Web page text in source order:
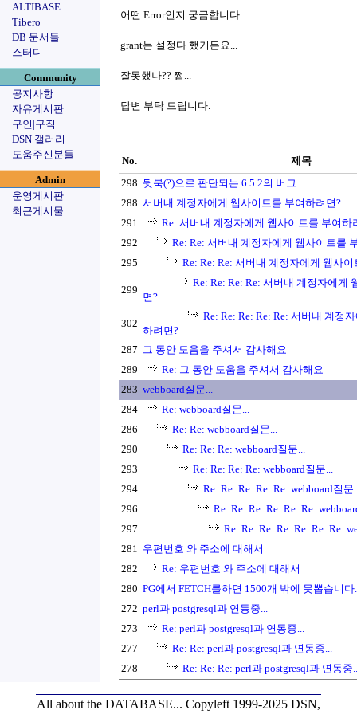
ALTIBASE
Tibero
DB 문서들
스터디
Community
공지사항
자유게시판
구인|구직
DSN 갤러리
도움주신분들
Admin
운영게시판
최근게시물
어떤 Error인지 궁금합니다.
grant는 설정다 했거든요...
잘못했나?? 쩝...
답변 부탁 드립니다.
No.
제목
298 뒷북(?)으로 판단되는 6.5.2의 버그
288 서버내 계정자에게 웹사이트를 부여하려면?
291
Re: 서버내 계정자에게 웹사이트를 부여하
292
Re: Re: 서버내 계정자에게 웹사이트를
295
Re: Re: Re: 서버내 계정자에게 웹사
299
Re: Re: Re: Re: 서버내 계정자에게
면?
302
Re: Re: Re: Re: Re: 서버내 계정
하려면?
287 그 동안 도움을 주셔서 감사해요
289
Re: 그 동안 도움을 주셔서 감사해요
283 webboard질문...
284
Re: webboard질문...
286
Re: Re: webboard질문...
290
Re: Re: Re: webboard질문...
293
Re: Re: Re: Re: webboard질문...
294
Re: Re: Re: Re: Re: webboard질문
296
Re: Re: Re: Re: Re: Re:
297
Re: Re: Re: Re: Re: Re: Re:
281 우편번호 와 주소에 대해서
282
Re: 우편번호 와 주소에 대해서
280 PG에서 FETCH를하면 1500개 밖에 못뽑습니다.
272 perl과 postgresql과 연동중...
273
Re: perl과 postgresql과 연동중...
277
Re: Re: perl과 postgresql과 연동중...
278
Re: Re: Re: perl과 postgresql과 연동중
All about the DATABASE... Copyleft 1999-2025 DSN,